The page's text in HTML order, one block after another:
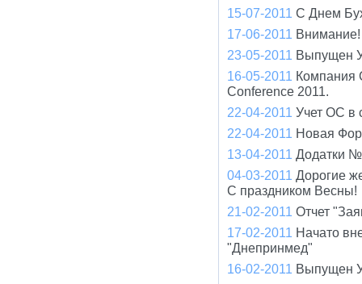
15-07-2011 С Днем
17-06-2011
23-05-2011 Выпущен
16-05-2011 Компания
Conference 2011.
22-04-2011 Учет ОС в
22-04-2011 Новая
13-04-2011 Додатки
04-03-2011 Дорогие
С праздником Весны!
21-02-2011 Отчет
17-02-2011 Начато
"Днепринмед"
16-02-2011 Выпущен